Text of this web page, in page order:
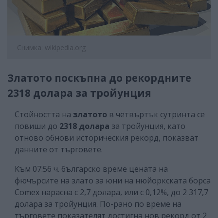
Снимка: wikipedia.org
Златото поскъпна до рекордните
2318 долара за тройунция
Стойността на златото в четвъртък сутринта се
повиши до 2318 долара за тройунция, като
отново обнови историческия рекорд, показват
данните от търговете.
Към 07:56 ч. българско време цената на
фючърсите на злато за юни на нюйоркската борса
Comex нарасна с 2,7 долара, или с 0,12%, до 2 317,7
долара за тройунция. По-рано по време на
търговете показателят достигна нов рекорд от 2